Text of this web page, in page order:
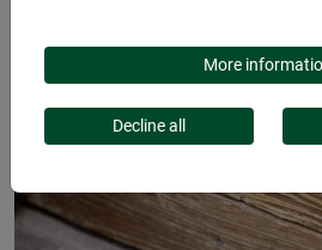
SOURISMore
Decline all